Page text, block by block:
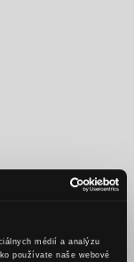
médií a analýzu
používate naše webové